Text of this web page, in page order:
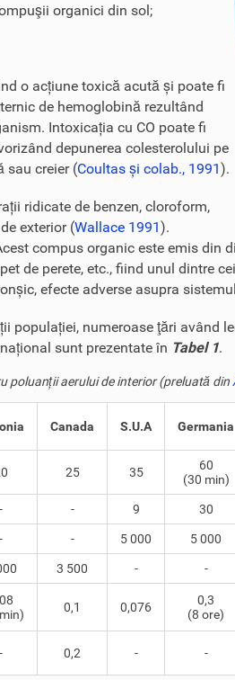
organici din sol;
o acțiune toxică acută și poate fi
de hemoglobină rezultând
Intoxicația cu CO poate fi
depunerea colesterolului pe
sau creier (Coultas și colab., 1991).
ridicate de benzen, cloroform,
exterior (Wallace 1991).
compus organic este emis din
de perete, etc., fiind unul dintre
efecte adverse asupra
numeroase ţări având
sunt prezentate în Tabel 1.
poluanții aerului de interior (preluată din
Canada S.U.A Germania
25 35
60
(30 min)
- - 9 30
- - 5 000 5 000
3 500 - -
0,1 0,076
0,3
(8 ore)
- 0,2 - -